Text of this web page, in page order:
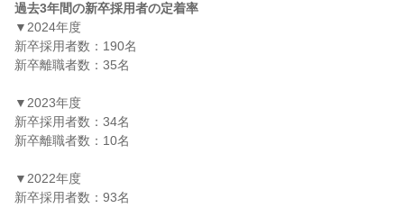
過去3年間の新卒採用者の定着率
▼2024年度
新卒採用者数：190名
新卒離職者数：35名
▼2023年度
新卒採用者数：34名
新卒離職者数：10名
▼2022年度
新卒採用者数：93名